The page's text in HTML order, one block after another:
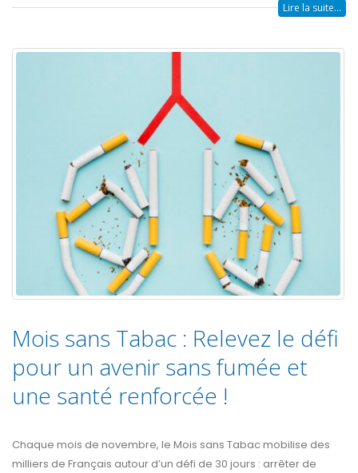
Lire la suite...
Mois sans Tabac : Relevez le défi
pour un avenir sans fumée et
une santé renforcée !
Chaque mois de novembre, le Mois sans Tabac mobilise des
milliers de Français autour d’un défi de 30 jours : arrêter de